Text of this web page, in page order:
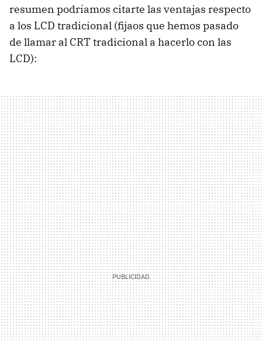
resumen podríamos citarte las ventajas respecto
a los LCD tradicional (fijaos que hemos pasado
de llamar al CRT tradicional a hacerlo con las
LCD):